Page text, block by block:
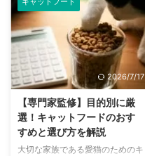
2026/7/17
【専門家監修】目的別に厳
選！キャットフードのおす
すめと選び方を解説
大切な家族である愛猫のためのキ